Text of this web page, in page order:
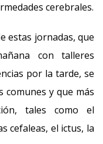
cerebrales.
estas jornadas, que
con talleres
por la tarde, se
comunes y que más
tales como el
cefaleas, el ictus, la